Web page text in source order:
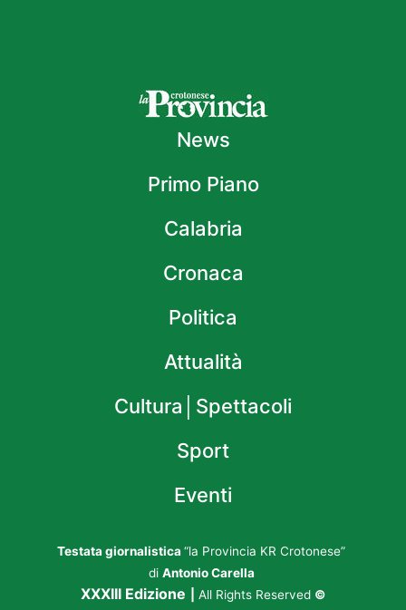
News
Primo Piano
Calabria
Cronaca
Politica
Attualità
Cultura│Spettacoli
Sport
Eventi
Testata giornalistica “la Provincia KR Crotonese”
di Antonio Carella
XXXIII Edizione All Rights Reserved ©